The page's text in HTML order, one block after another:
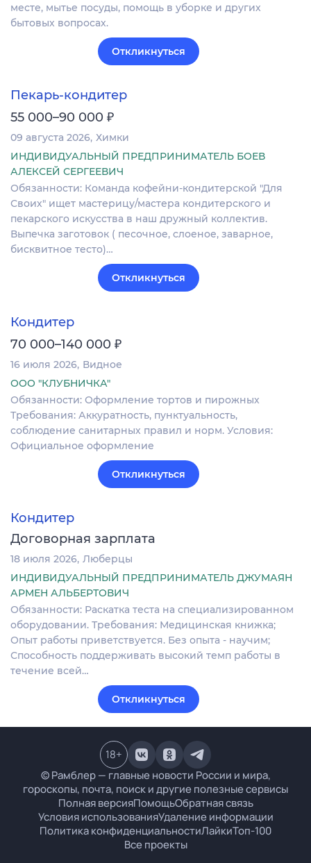
месте, мытье посуды, помощь в уборке и других
бытовых вопросах.
Откликнуться
Пекарь-кондитер
55 000–90 000 ₽
09 августа 2026 Химки
ИНДИВИДУАЛЬНЫЙ ПРЕДПРИНИМАТЕЛЬ БОЕВ
АЛЕКСЕЙ СЕРГЕЕВИЧ
Обязанности: Команда кофейни-кондитерской "Для
Своих" ищет мастерицу/мастера кондитерского и
пекарского искусства в наш дружный коллектив.
Выпечка заготовок ( песочное, слоеное, заварное,
бисквитное тесто)…
Откликнуться
Кондитер
70 000–140 000 ₽
16 июля 2026 Видное
ООО "КЛУБНИЧКА"
Обязанности: Оформление тортов и пирожных
Требования: Аккуратность, пунктуальность,
соблюдение санитарных правил и норм. Условия:
Официальное оформление
Откликнуться
Кондитер
Договорная зарплата
18 июля 2026 Люберцы
ИНДИВИДУАЛЬНЫЙ ПРЕДПРИНИМАТЕЛЬ ДЖУМАЯН
АРМЕН АЛЬБЕРТОВИЧ
Обязанности: Раскатка теста на специализированном
оборудовании. Требования: Медицинская книжка;
Опыт работы приветствуется. Без опыта - научим;
Способность поддерживать высокий темп работы в
течение всей…
Откликнуться
© Рамблер — главные новости России и мира,
гороскопы, почта, поиск и другие полезные сервисы
Полная версияПомощьОбратная связь
Условия использованияУдаление информации
Политика конфиденциальностиЛайкиТоп-100
Все проекты
18+